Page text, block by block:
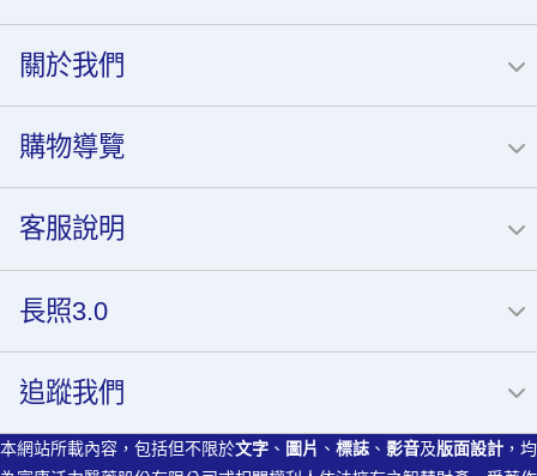
關於我們
購物導覽
客服說明
長照3.0
追蹤我們
本網站所載內容，包括但不限於文字 、 圖片 、 標誌 、 影音及版面設計 ，均